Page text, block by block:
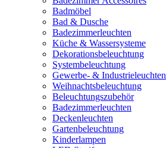
Badmöbel
Bad & Dusche
Badezimmerleuchten
Küche & Wassersysteme
Dekorationsbeleuchtung
Systembeleuchtung
Gewerbe- & Industrieleuchten
Weihnachtsbeleuchtung
Beleuchtungszubehör
Badezimmerleuchten
Deckenleuchten
Gartenbeleuchtung
Kinderlampen